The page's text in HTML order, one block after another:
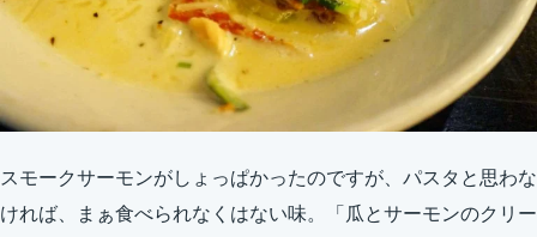
スモークサーモンがしょっぱかったのですが、パスタと思わな
ければ、まぁ食べられなくはない味。「瓜とサーモンのクリー